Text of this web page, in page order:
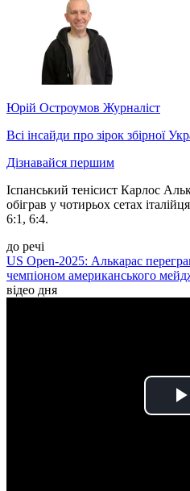
Юрій Остроумов Журналіст
Всі інсайди про зірок збірної
Дізнавайся першим
Іспанський тенісист Карлос
обіграв у чотирьох сетах
6:1, 6:4.
до речі
US Open-2025: Алькарас
чемпіоном американського
відео дня